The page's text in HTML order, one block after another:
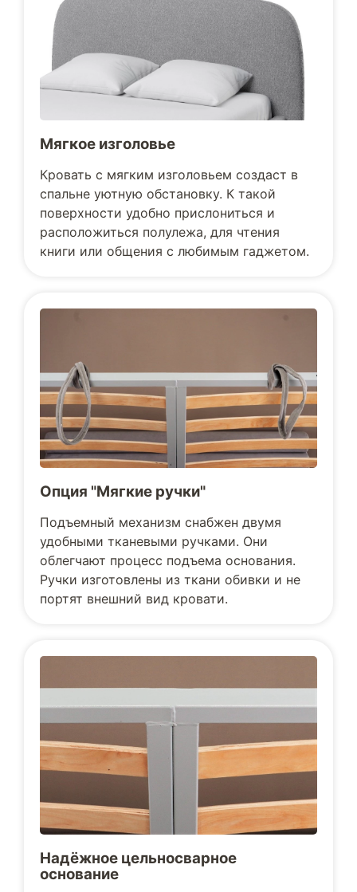
Мягкое изголовье
Кровать с мягким изголовьем создаст в
спальне уютную обстановку. К такой
поверхности удобно прислониться и
расположиться полулежа, для чтения
книги или общения с любимым гаджетом.
Опция "Мягкие ручки"
Подъемный механизм снабжен двумя
удобными тканевыми ручками. Они
облегчают процесс подъема основания.
Ручки изготовлены из ткани обивки и не
портят внешний вид кровати.
Надёжное цельносварное
основание